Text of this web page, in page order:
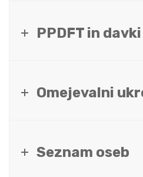
PPDFT in davki
Omejevalni
Seznam oseb